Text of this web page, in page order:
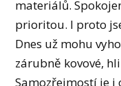
materiálů.
prioritou. I proto
Dnes už mohu
zárubně kovové,
Samozřejmostí je i